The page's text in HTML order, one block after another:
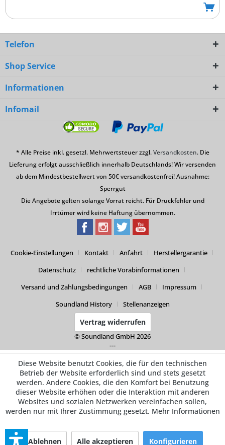
Telefon
Shop Service
Informationen
Infomail
* Alle Preise inkl. gesetzl. Mehrwertsteuer zzgl.Versandkosten. Die
Lieferung erfolgt ausschließlich innerhalb Deutschlands! Wir versenden
ab dem Mindestbestellwert von 50€ versandkostenfrei! Ausnahme:
Sperrgut
Die Angebote gelten solange Vorrat reicht. Für Druckfehler und
Irrtümer wird keine Haftung übernommen.
Cookie-Einstellungen Kontakt Anfahrt
Herstellergarantie
Datenschutz
rechtliche Vorabinformationen
Versand und Zahlungsbedingungen
AGB
Impressum
Soundland History
Stellenanzeigen
Vertrag widerrufen
© Soundland GmbH 2026
---
Diese Website benutzt Cookies, die für den technischen
Betrieb der Website erforderlich sind und stets gesetzt
werden. Andere Cookies, die den Komfort bei Benutzung
dieser Website erhöhen oder die Interaktion mit anderen
Websites und sozialen Netzwerken vereinfachen sollen,
werden nur mit Ihrer Zustimmung gesetzt. Mehr Informationen
Ablehnen Alle akzeptieren Konfigurieren